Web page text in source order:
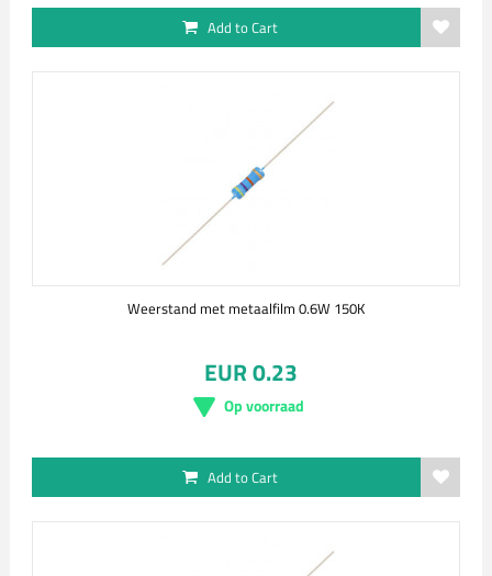
Add to Cart
Weerstand met metaalfilm 0.6W 150K
EUR 0.23
Op voorraad
Add to Cart